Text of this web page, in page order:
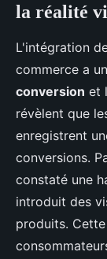
la réalité
L'intégration
commerce a
conversion et
révèlent que
enregistrent
conversions.
constaté une
introduit des
produits.